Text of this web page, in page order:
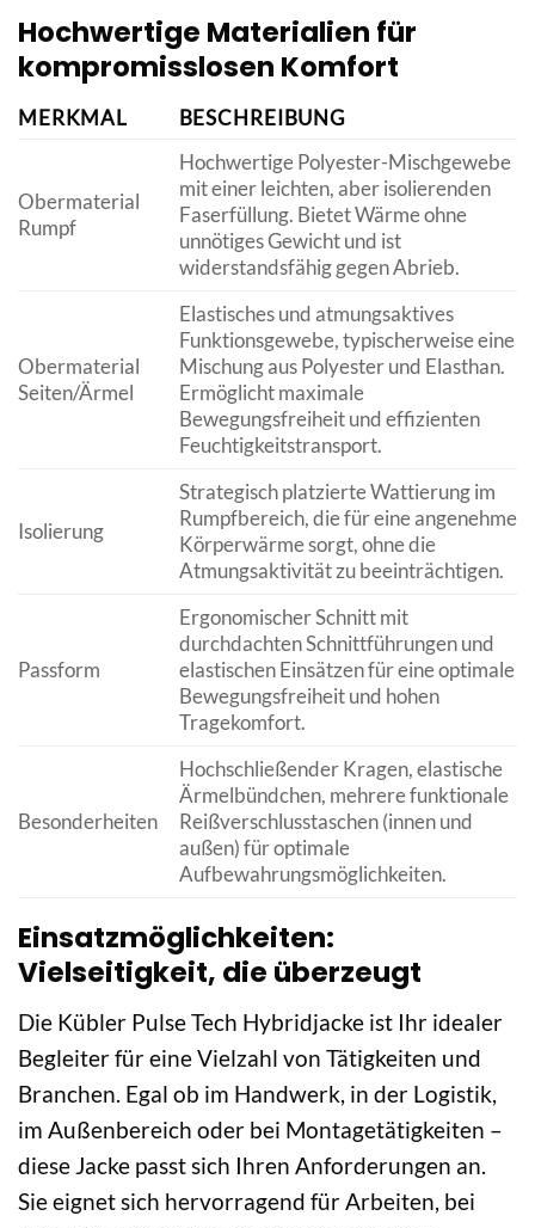
Hochwertige Materialien für
kompromisslosen Komfort
MERKMAL BESCHREIBUNG
Obermaterial
Rumpf
Hochwertige Polyester-Mischgewebe
mit einer leichten, aber isolierenden
Faserfüllung. Bietet Wärme ohne
unnötiges Gewicht und ist
widerstandsfähig gegen Abrieb.
Obermaterial
Seiten/Ärmel
Elastisches und atmungsaktives
Funktionsgewebe, typischerweise eine
Mischung aus Polyester und Elasthan.
Ermöglicht maximale
Bewegungsfreiheit und effizienten
Feuchtigkeitstransport.
Isolierung
Strategisch platzierte Wattierung im
Rumpfbereich, die für eine angenehme
Körperwärme sorgt, ohne die
Atmungsaktivität zu beeinträchtigen.
Passform
Ergonomischer Schnitt mit
durchdachten Schnittführungen und
elastischen Einsätzen für eine optimale
Bewegungsfreiheit und hohen
Tragekomfort.
Besonderheiten
Hochschließender Kragen, elastische
Ärmelbündchen, mehrere funktionale
Reißverschlusstaschen (innen und
außen) für optimale
Aufbewahrungsmöglichkeiten.
Einsatzmöglichkeiten:
Vielseitigkeit, die überzeugt
Die Kübler Pulse Tech Hybridjacke ist Ihr idealer
Begleiter für eine Vielzahl von Tätigkeiten und
Branchen. Egal ob im Handwerk, in der Logistik,
im Außenbereich oder bei Montagetätigkeiten –
diese Jacke passt sich Ihren Anforderungen an.
Sie eignet sich hervorragend für Arbeiten, bei